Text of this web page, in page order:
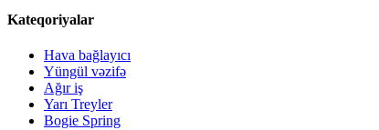
Kateqoriyalar
Hava bağlayıcı
Yüngül vəzifə
Ağır iş
Yarı Treyler
Bogie Spring